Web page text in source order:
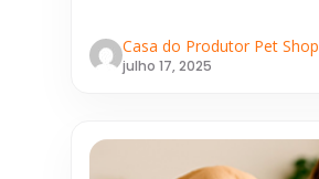
Casa do Produtor Pet Shop
julho 17, 2025